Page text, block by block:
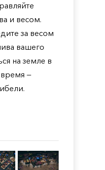
и весом.
за весом
вашего
на земле в
—